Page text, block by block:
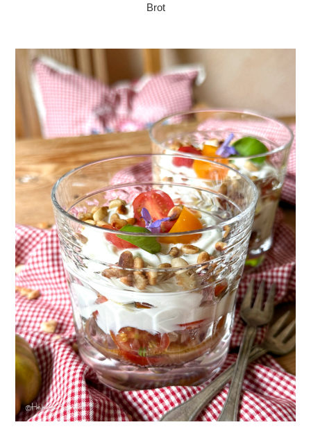
Brot